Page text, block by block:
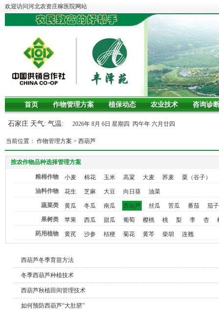
欢迎访问河北农资庄稼医院网站
首页 作物管理方案 植保动态 农业技术 咨询诊
石家庄 天气: 气温: 2026年 8月 6日 星期四 丙午年 六月廿四
当前位置： 作物管理方案 > 西葫芦
按农作物品种选择管理方案
粮棉作物 小麦 棉花 玉米 高粱 大麦 荞麦
粟（谷子）
油料作物
花生 芝麻 大豆 向日葵
油菜
蔬菜类
黄瓜 冬瓜 南瓜 西葫芦 丝瓜 苦瓜 番茄
茄子
果树类
苹果 西瓜 甜瓜 葡萄 樱桃 桃 梨 李 杏
药用植物
黄芪 沙参 桔梗 菊花 黄芩 柴胡 连翘
西葫芦冬季育苗方法
冬季西葫芦种植技术
西葫芦秋植田间管理技术
如何预防西葫芦“大肚脐”